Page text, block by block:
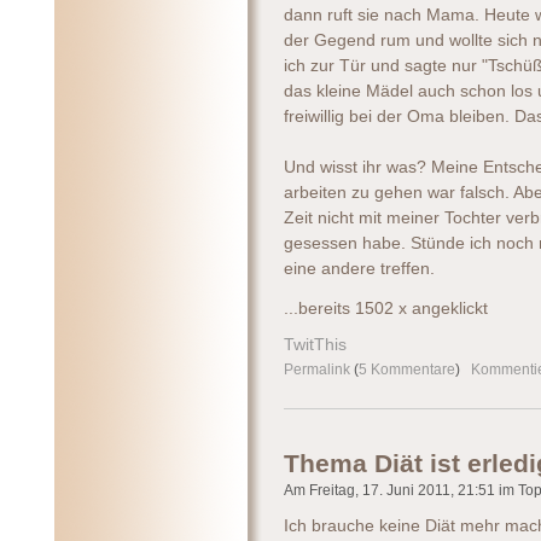
dann ruft sie nach Mama. Heute
der Gegend rum und wollte sich
ich zur Tür und sagte nur
das kleine Mädel auch schon los
freiwillig bei der Oma bleiben.
Und wisst ihr was? Meine
arbeiten zu gehen war falsch.
Zeit nicht mit meiner Tochter
gesessen habe. Stünde ich
eine andere treffen.
...bereits 1502 x angeklickt
TwitThis
Permalink (5 Kommentare)
Thema Diät ist
Am Freitag, 17. Juni 2011, 21:51 im
Ich brauche keine Diät mehr